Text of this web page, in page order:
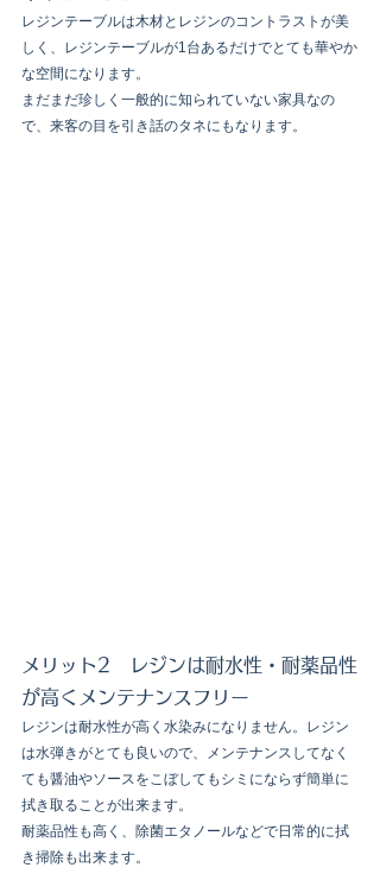
レジンテーブルは木材とレジンのコントラストが美
しく、レジンテーブルが1台あるだけでとても華やか
な空間になります。
まだまだ珍しく一般的に知られていない家具なの
で、来客の目を引き話のタネにもなります。
メリット2　レジンは耐水性・耐薬品性
が高くメンテナンスフリー
レジンは耐水性が高く水染みになりません。レジン
は水弾きがとても良いので、メンテナンスしてなく
ても醤油やソースをこぼしてもシミにならず簡単に
拭き取ることが出来ます。
耐薬品性も高く、除菌エタノールなどで日常的に拭
き掃除も出来ます。